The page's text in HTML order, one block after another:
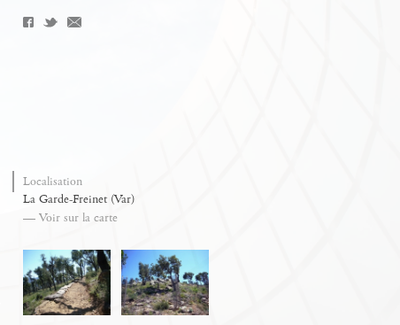
Localisation
La Garde-Freinet (Var)
— Voir sur la carte